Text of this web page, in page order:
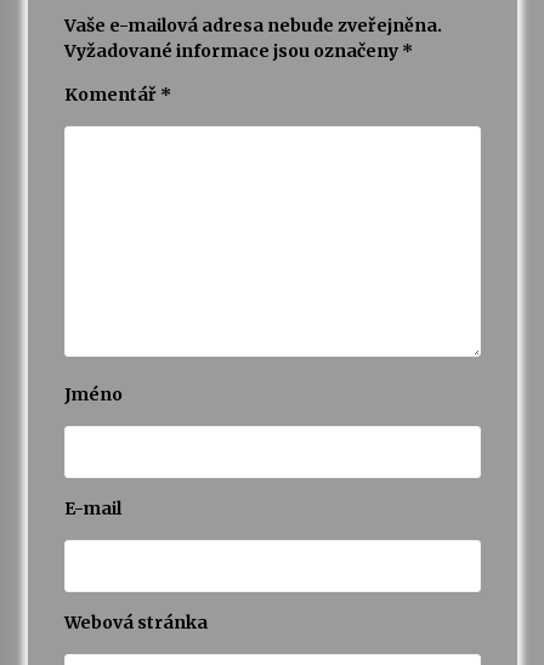
Vaše e-mailová adresa nebude zveřejněna.
Vyžadované informace jsou označeny *
Komentář *
Jméno
E-mail
Webová stránka